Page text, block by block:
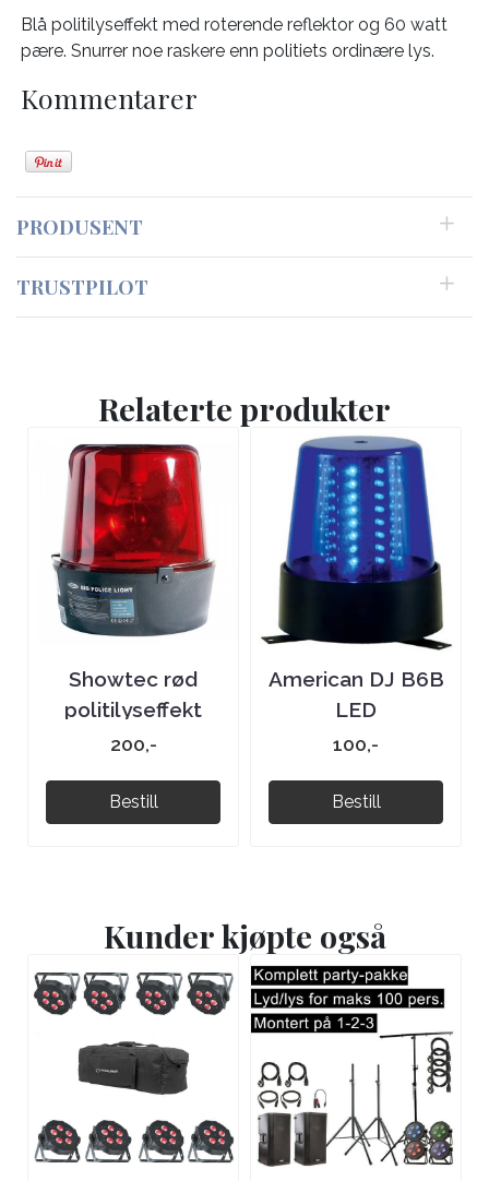
Blå politilyseffekt med roterende reflektor og 60 watt
pære. Snurrer noe raskere enn politiets ordinære lys.
Kommentarer
PRODUSENT
TRUSTPILOT
Relaterte produkter
Showtec rød
politilyseffekt
200,-
Bestill
American DJ B6B
LED
100,-
Bestill
Kunder kjøpte også